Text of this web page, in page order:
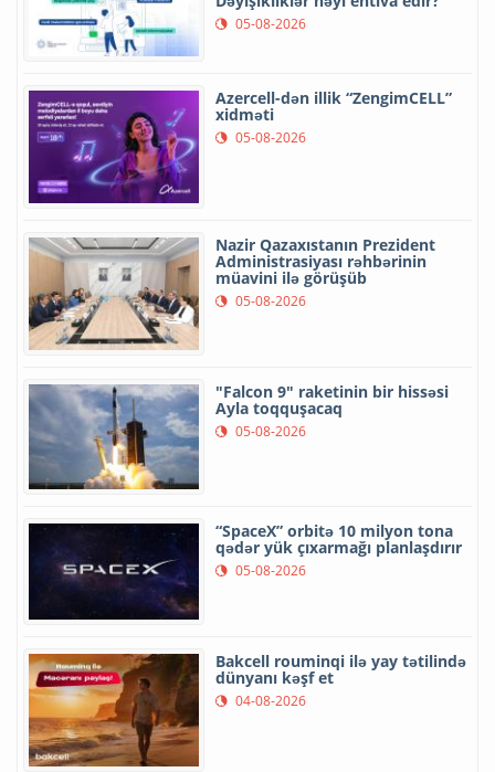
05-08-2026
Azercell-dən illik “ZengimCELL”
xidməti
05-08-2026
Nazir Qazaxıstanın Prezident
Administrasiyası rəhbərinin
müavini ilə görüşüb
05-08-2026
"Falcon 9" raketinin bir hissəsi
Ayla toqquşacaq
05-08-2026
“SpaceX” orbitə 10 milyon tona
qədər yük çıxarmağı planlaşdırır
05-08-2026
Bakcell rouminqi ilə yay tətilində
dünyanı kəşf et
04-08-2026